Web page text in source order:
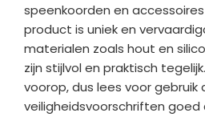
speenkoorden en accessoires
product is uniek en
materialen zoals hout en
zijn stijlvol en praktisch
voorop, dus lees voor gebruik
veiligheidsvoorschriften goed